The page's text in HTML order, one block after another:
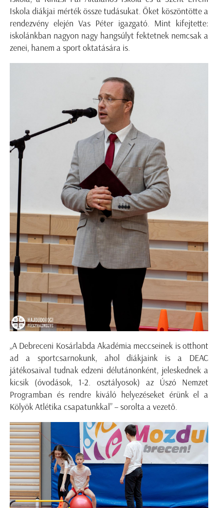
Iskola diákjai mérték össze tudásukat. Őket köszöntötte a
rendezvény elején Vas Péter igazgató. Mint kifejtette:
iskolánkban nagyon nagy hangsúlyt fektetnek nemcsak a
zenei, hanem a sport oktatására is.
„A Debreceni Kosárlabda Akadémia meccseinek is otthont
ad a sportcsarnokunk, ahol diákjaink is a DEAC
játékosaival tudnak edzeni délutánonként, jeleskednek a
kicsik (óvodások, 1-2. osztályosok) az Úszó Nemzet
Programban és rendre kiváló helyezéseket érünk el a
Kölyök Atlétika csapatunkkal” – sorolta a vezető.